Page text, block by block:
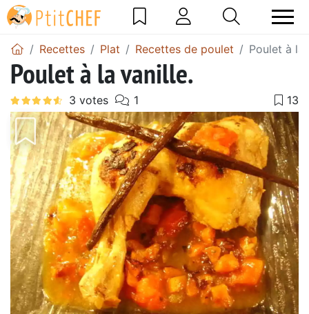
Recettes Plat Recettes de poulet Poulet à la
Poulet à la vanille.